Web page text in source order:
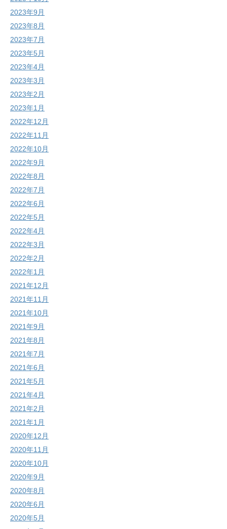
2023年9月
2023年8月
2023年7月
2023年5月
2023年4月
2023年3月
2023年2月
2023年1月
2022年12月
2022年11月
2022年10月
2022年9月
2022年8月
2022年7月
2022年6月
2022年5月
2022年4月
2022年3月
2022年2月
2022年1月
2021年12月
2021年11月
2021年10月
2021年9月
2021年8月
2021年7月
2021年6月
2021年5月
2021年4月
2021年2月
2021年1月
2020年12月
2020年11月
2020年10月
2020年9月
2020年8月
2020年6月
2020年5月